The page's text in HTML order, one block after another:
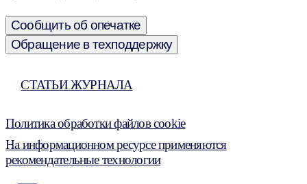
Сообщить об опечатке
Обращение в техподдержку
СТАТЬИ ЖУРНАЛА
Политика обработки файлов cookie
На информационном ресурсе применяются
рекомендательные технологии